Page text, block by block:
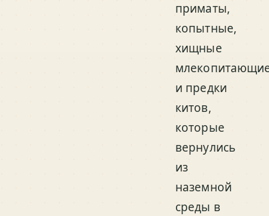
приматы,
копытные,
хищные
и предки
китов,
которые
вернулись
из
наземной
среды в